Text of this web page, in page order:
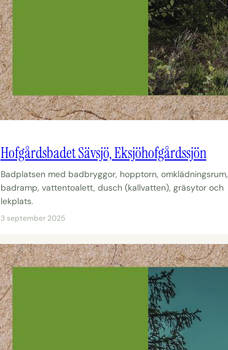
Hofgårdsbadet Sävsjö, Eksjöhofgårdssjön
Badplatsen med badbryggor, hopptorn, omklädningsrum,
badramp, vattentoalett, dusch (kallvatten), gräsytor och
lekplats.
3 september 2025